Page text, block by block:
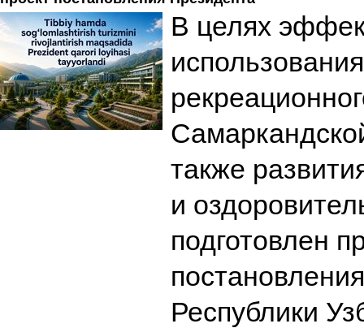
В целях
также
и
подготовлен
Республики